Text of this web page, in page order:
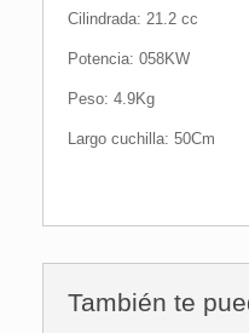
Cilindrada: 21.2 cc
Potencia: 058KW
Peso: 4.9Kg
Largo cuchilla: 50Cm
También te